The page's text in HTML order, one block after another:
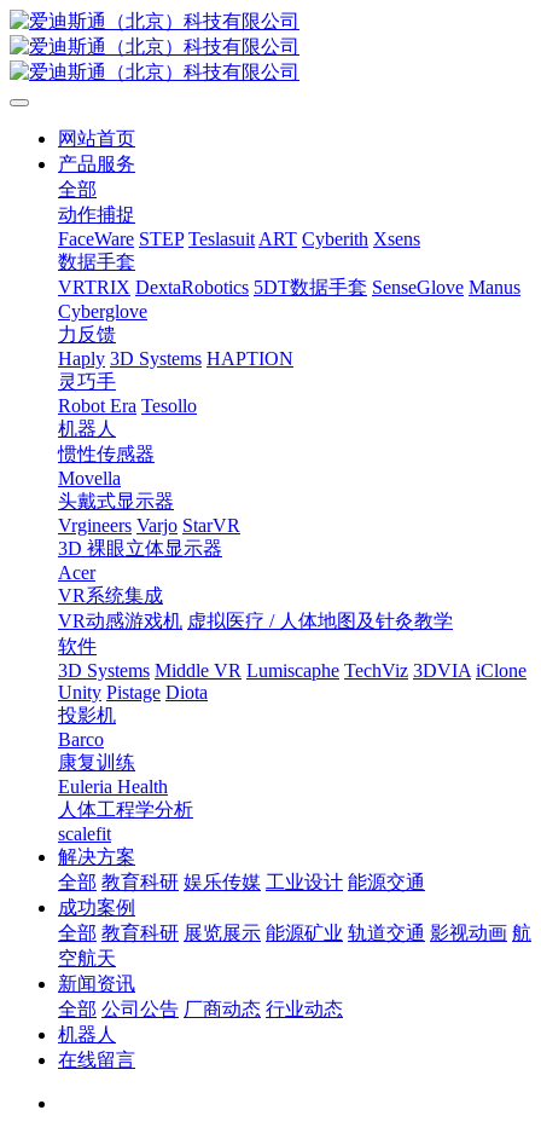
网站首页
产品服务
全部
动作捕捉
FaceWare STEP Teslasuit ART Cyberith Xsens
数据手套
VRTRIX DextaRobotics 5DT数据手套 SenseGlove Manus
Cyberglove
力反馈
Haply 3D Systems HAPTION
灵巧手
Robot Era Tesollo
机器人
惯性传感器
Movella
头戴式显示器
Vrgineers Varjo StarVR
3D 裸眼立体显示器
Acer
VR系统集成
VR动感游戏机 虚拟医疗 / 人体地图及针灸教学
软件
3D Systems Middle VR Lumiscaphe TechViz 3DVIA iClone
Unity Pistage Diota
投影机
Barco
康复训练
Euleria Health
人体工程学分析
scalefit
解决方案
全部 教育科研 娱乐传媒 工业设计 能源交通
成功案例
全部 教育科研 展览展示 能源矿业 轨道交通 影视动画 航
空航天
新闻资讯
全部 公司公告 厂商动态 行业动态
机器人
在线留言